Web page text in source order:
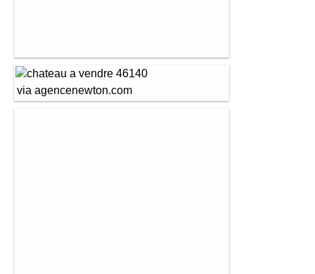
via agencenewton.com